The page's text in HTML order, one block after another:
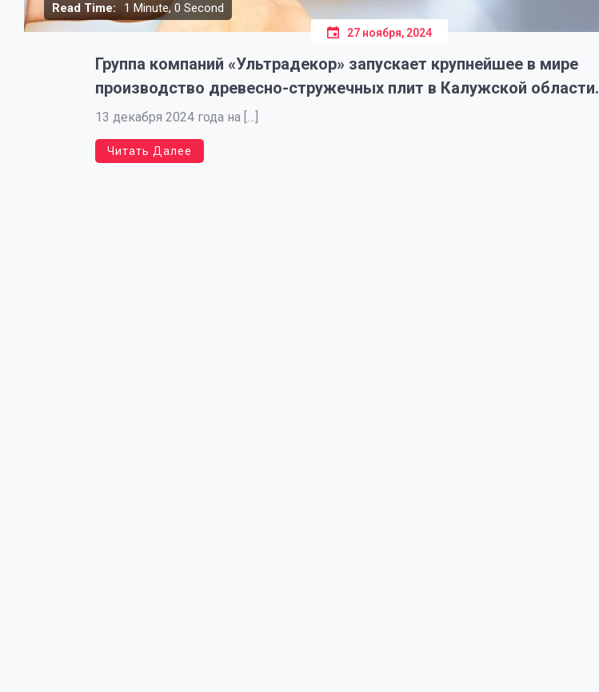
Read Time: 1 Minute, 0 Second
27 ноября, 2024
Группа компаний «Ультрадекор» запускает крупнейшее в мире
производство древесно-стружечных плит в Калужской области.
13 декабря 2024 года на […]
Читать Далее